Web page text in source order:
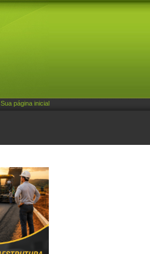
Sua página inicial